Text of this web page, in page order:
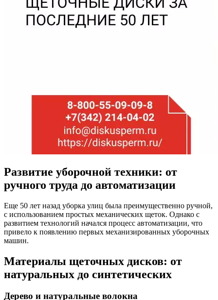
Развитие уборочной техники: от
ручного труда до автоматизации
Еще 50 лет назад уборка улиц была преимущественно ручной,
с использованием простых механических щеток. Однако с
развитием технологий начался процесс автоматизации, что
привело к появлению первых механизированных уборочных
машин.
Материалы щеточных дисков: от
натуральных до синтетических
Дерево и натуральные волокна